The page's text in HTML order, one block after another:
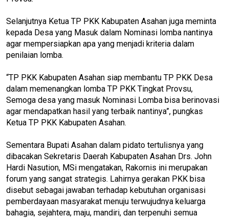
Selanjutnya Ketua TP PKK Kabupaten Asahan juga meminta
kepada Desa yang Masuk dalam Nominasi lomba nantinya
agar mempersiapkan apa yang menjadi kriteria dalam
penilaian lomba.
“TP PKK Kabupaten Asahan siap membantu TP PKK Desa
dalam memenangkan lomba TP PKK Tingkat Provsu,
Semoga desa yang masuk Nominasi Lomba bisa berinovasi
agar mendapatkan hasil yang terbaik nantinya”, pungkas
Ketua TP PKK Kabupaten Asahan.
Sementara Bupati Asahan dalam pidato tertulisnya yang
dibacakan Sekretaris Daerah Kabupaten Asahan Drs. John
Hardi Nasution, MSi mengatakan, Rakornis ini merupakan
forum yang sangat strategis. Lahirnya gerakan PKK bisa
disebut sebagai jawaban terhadap kebutuhan organisasi
pemberdayaan masyarakat menuju terwujudnya keluarga
bahagia, sejahtera, maju, mandiri, dan terpenuhi semua